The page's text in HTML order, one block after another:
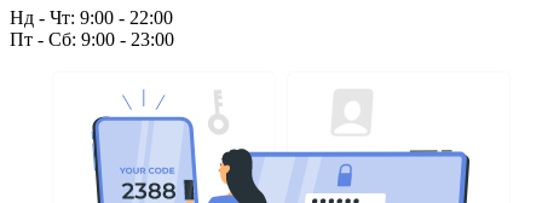
Нд - Чт: 9:00 - 22:00
Пт - Сб: 9:00 - 23:00